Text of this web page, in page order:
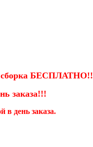
сборка
заказа!!!
в день заказа.